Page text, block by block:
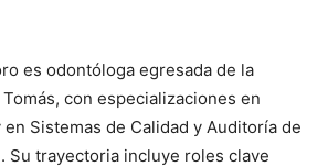
es odontóloga egresada de la
con especializaciones en
Sistemas de Calidad y Auditoría de
Su trayectoria incluye roles clave